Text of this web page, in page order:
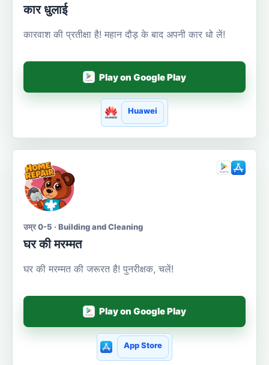
कार धुलाई
कारवाश की प्रतीक्षा है! महान दौड़ के बाद अपनी कार धो लें!
Play on Google Play
Huawei
उम्र 0-5 · Building and Cleaning
घर की मरम्मत
घर की मरम्मत की जरूरत है! पुनरीक्षक, चलें!
Play on Google Play
App Store